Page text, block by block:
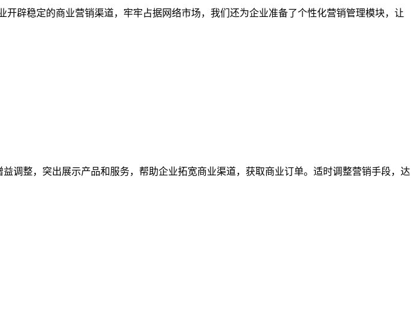
辟稳定的商业营销渠道，牢牢占据网络市场，我们还为企业准备了个性化营销管理模块，让
调整，突出展示产品和服务，帮助企业拓宽商业渠道，获取商业订单。适时调整营销手段，达